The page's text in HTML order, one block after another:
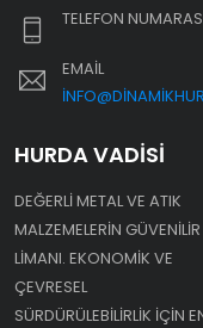
TELEFON
EMAIL
HURDA VADISI
DEĞERLI METAL VE ATIK
MALZEMELERIN GÜVENILIR
LIMANI. EKONOMIK VE
ÇEVRESEL
SÜRDÜRÜLEBILIRLIK IÇIN